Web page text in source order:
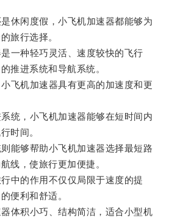
闲度假，小飞机加速器都能够为
旅行选择。
种轻巧灵活、速度较快的飞行
推进系统和导航系统。
机加速器具有更高的加速度和更
，小飞机加速器能够在短时间内
时间。
够帮助小飞机加速器选择最短路
线，使旅行更加便捷。
的作用不仅仅局限于速度的提
便利和舒适。
积小巧、结构简洁，适合小型机